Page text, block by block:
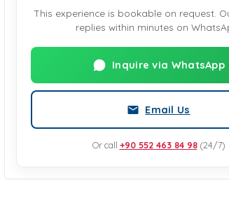
This experience is bookable on request.
replies within minutes on
Inquire via WhatsApp
Email Us
Or call +90 552 463 84 98(24/7)